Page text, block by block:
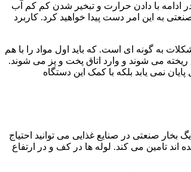
ادامه با دادن حرارت و تبخیر شدن کم کم آب
به این امر دست پیدا خواهید کرد. کاربرد
به گونه ای است. که باید اول مواد را با هم
می شوند و وارد اتاق پخت و پز می شوند.
نمی یابد بلکه با کمک این دستگاه
بخار صنعتی در صنایع غذایی می توانید احتیاج
تامین می کند. لوله ها در کف و در ارتفاع